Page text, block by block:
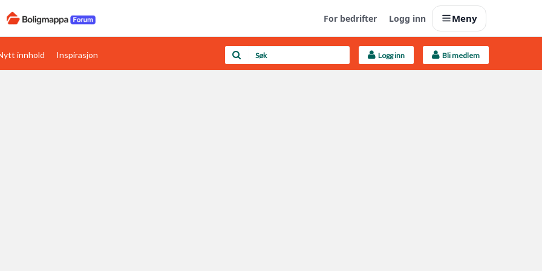
For bedrifter Logg inn Meny
Boligens papirer Last opp selv
innhold Inspirasjon Logg inn Bli medlem